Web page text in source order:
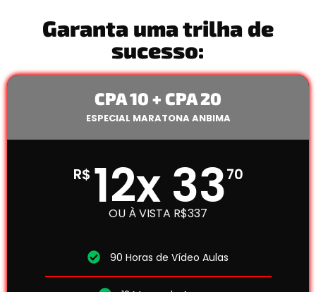
Garanta uma trilha de
sucesso:
CPA 10 + CPA 20
ESPECIAL MARATONA ANBIMA
R$ 12x 3370
OU À VISTA R$337
90 Horas de Vídeo Aulas